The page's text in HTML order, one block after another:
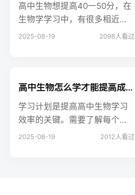
而论。
高中生物想提高40一50分，在
生物学学习中，有很多相近的
名词易混淆、难记忆，对于这
外延、乃至文字等方面进行比
这样反差鲜明，容易记忆。
2025-08-19 2098 人看过
高中生物怎么学才能提高成绩 有哪些学习方法
学习计划是提高高中生物学习
效率的关键。需要了解每个学
期的课程安排，以便为自己设
2025-08-19 2012 人看过